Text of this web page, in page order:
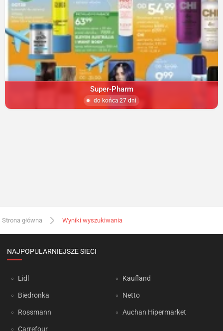
Super-Pharm
do końca 27 dni
Strona główna Wyniki wyszukiwania
NAJPOPULARNIEJSZE SIECI
Lidl
Biedronka
Rossmann
Carrefour
Kaufland
Netto
Auchan Hipermarket